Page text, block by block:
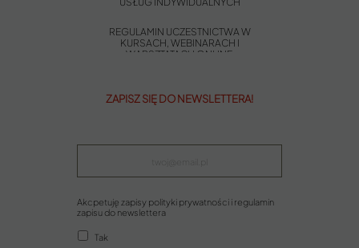
Akcpetuję zapisy polityki prywatności i regulamin
zapisu do newslettera
Tak
ZAPISZ SIĘ DO NEWSLETTERA!
REGULAMIN UCZESTNICTWA W
KURSACH, WEBINARACH I
WARSZTATACH ONLINE